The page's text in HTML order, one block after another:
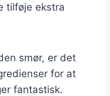
tilføje ekstra
smør, er det
for at
fantastisk.